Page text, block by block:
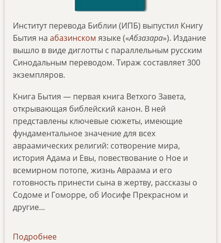
Институт перевода Библии (ИПБ) выпустил Книгу
Бытия на абазинском языке («Абзазара»). Издание
вышло в виде диглотты с параллельным русским
Синодальным переводом. Тираж составляет 300
экземпляров.
Книга Бытия — первая книга Ветхого Завета,
открывающая библейский канон. В ней
представлены ключевые сюжеты, имеющие
фундаментальное значение для всех
авраамических религий: сотворение мира,
история Адама и Евы, повествование о Ное и
всемирном потопе, жизнь Авраама и его
готовность принести сына в жертву, рассказы о
Содоме и Гоморре, об Иосифе Прекрасном и
другие...
Подробнее